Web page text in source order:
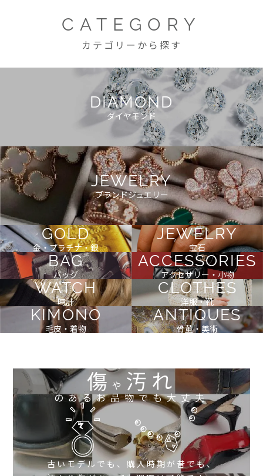
CATEGORY
カテゴリーから探す
DIAMOND
ダイヤモンド
JEWELRY
ブランドジュエリー
GOLD
金・プラチナ・銀
JEWELRY
宝石
BAG
バッグ
ACCESSORIES
アクセサリー・小物
WATCH
時計
CLOTHES
洋服・靴
KIMONO
毛皮・着物
ANTIQUES
骨董・美術
傷や 汚れ
のあるお品物でも大丈夫
古いモデルでも、購入時期が昔でも、